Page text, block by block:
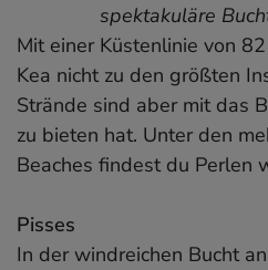
spektakuläre
Mit einer Küstenlinie von
Kea nicht zu den größten
Strände sind aber mit das
zu bieten hat. Unter den
Beaches findest du Perlen
Pisses
In der windreichen Bucht